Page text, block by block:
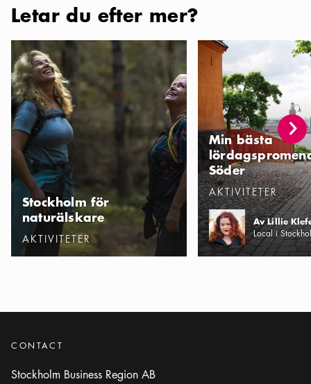
Letar du efter mer?
Stockholm för naturälskare
Stockholm för
naturälskare
Kategorier:
AKTIVITETER
Min bästa
Min bästa
Söder
Kategorier:
AKTIVITETER
Av Lillie
Local i
CONTACT
Stockholm Business Region AB